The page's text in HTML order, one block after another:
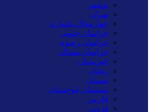
بوشهر
تهران
چهارمحال بختیاری
خراسان جنوبی
خراسان رضوی
خراسان شمالی
خوزستان
زنجان
سمنان
سیستان بلوچستان
فارس
قزوین